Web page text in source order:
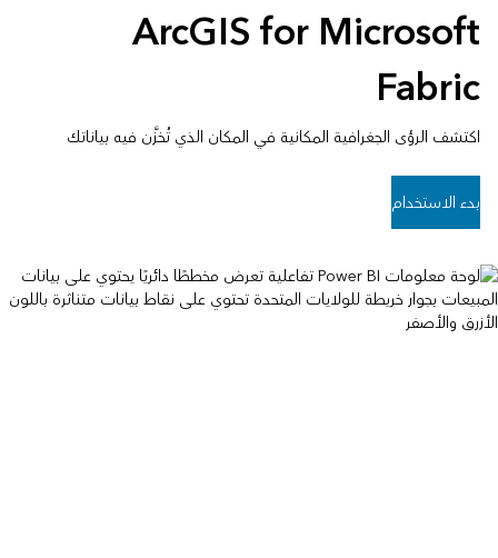
ArcGIS for Microsoft
Fabric
اكتشف الرؤى الجغرافية المكانية في المكان الذي تُخزَّن فيه بياناتك
بدء الاستخدام